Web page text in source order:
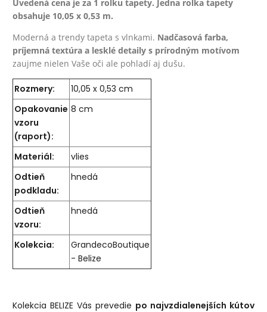
Uvedená cena je za 1 rolku tapety. Jedna rolka tapety
obsahuje 10,05 x 0,53 m.
Moderná a trendy tapeta s vlnkami. Nadčasová farba,
príjemná textúra a lesklé detaily s prírodným motívom
zaujme nielen Vaše oči ale pohladí aj dušu.
Rozmery:
10,05 x 0,53 cm
Opakovanie
vzoru
(raport):
8 cm
Materiál:
vlies
Odtieň
podkladu:
hnedá
Odtieň
vzoru:
hnedá
Kolekcia:
GrandecoBoutique
- Belize
Kolekcia BELIZE Vás prevedie po najvzdialenejších kútov